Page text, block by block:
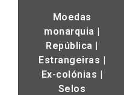
Moedas
monarquia |
República |
Estrangeiras |
Ex-colónias |
Selos